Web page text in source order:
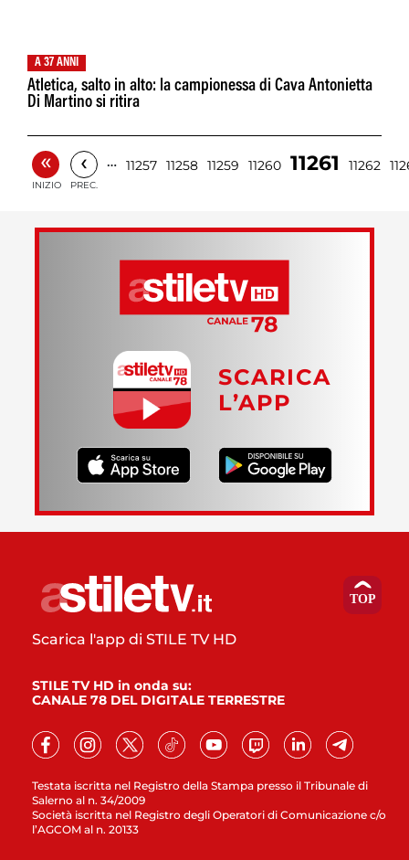
A 37 ANNI
Atletica, salto in alto: la campionessa di Cava Antonietta
Di Martino si ritira
«
INIZIO
‹
PREC.
… 11257 11258 11259 11260 11261 11262
SCARICA
L’APP
Testata iscritta nel Registro della Stampa presso il Tribunale di
Salerno al n. 34/2009
Società iscritta nel Registro degli Operatori di Comunicazione c/o
l’AGCOM al n. 20133
Scarica l'app di STILE TV HD
STILE TV HD in onda su:
CANALE 78 DEL DIGITALE TERRESTRE